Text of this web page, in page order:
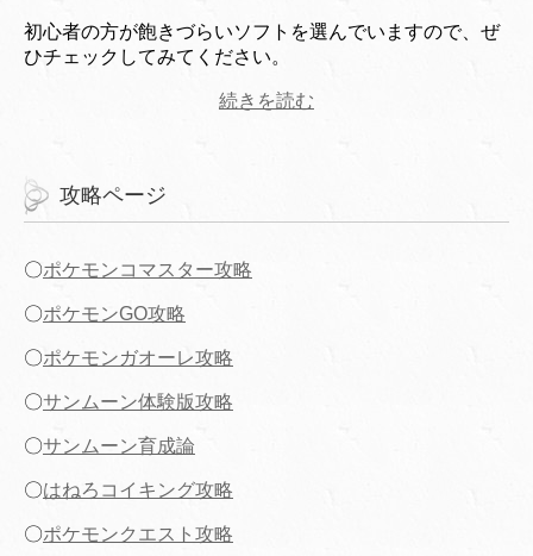
初心者の方が飽きづらいソフトを選んでいますので、ぜ
ひチェックしてみてください。
続きを読む
攻略ページ
〇ポケモンコマスター攻略
〇ポケモンGO攻略
〇ポケモンガオーレ攻略
〇サンムーン体験版攻略
〇サンムーン育成論
〇はねろコイキング攻略
〇ポケモンクエスト攻略